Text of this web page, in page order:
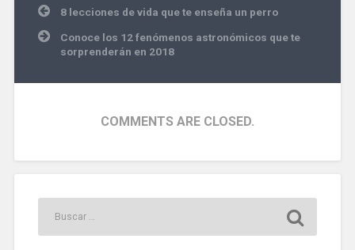
Navegación
de
entradas
8 lecciones de vida que te enseña un perro
Conoce los 12 fenómenos astronómicos que te
sorprenderán en 2018
COMMENTS ARE CLOSED.